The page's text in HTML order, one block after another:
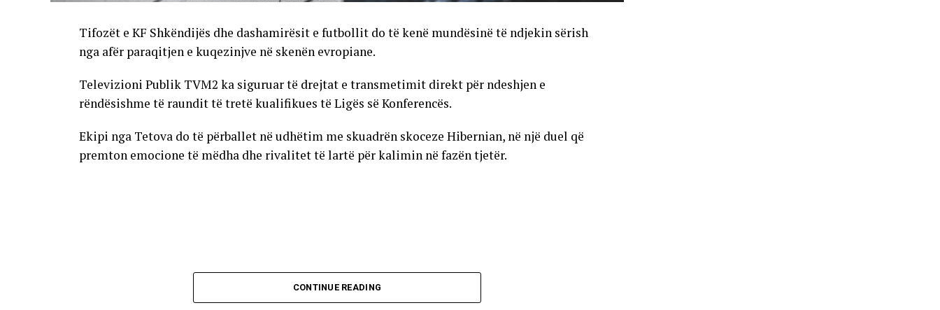
Tifozët e KF Shkëndijës dhe dashamirësit e futbollit do të kenë mundësinë të ndjekin sërish
nga afër paraqitjen e kuqezinjve në skenën evropiane.
Televizioni Publik TVM2 ka siguruar të drejtat e transmetimit direkt për ndeshjen e
rëndësishme të raundit të tretë kualifikues të Ligës së Konferencës.
Ekipi nga Tetova do të përballet në udhëtim me skuadrën skoceze Hibernian, në një duel që
premton emocione të mëdha dhe rivalitet të lartë për kalimin në fazën tjetër.
CONTINUE READING